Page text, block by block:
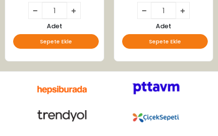
Adet
Sepete Ekle
Adet
Sepete Ekle